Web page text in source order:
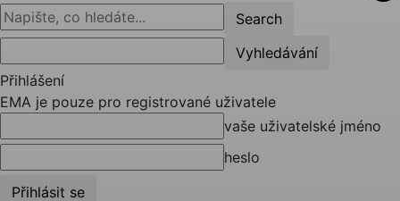
Přihlášení
EMA je pouze pro registrované uživatele
vaše uživatelské jméno
heslo